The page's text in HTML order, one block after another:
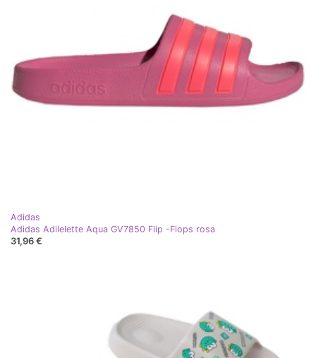
Adidas
Adidas Adilelette Aqua GV7850 Flip -Flops rosa
31,96 €